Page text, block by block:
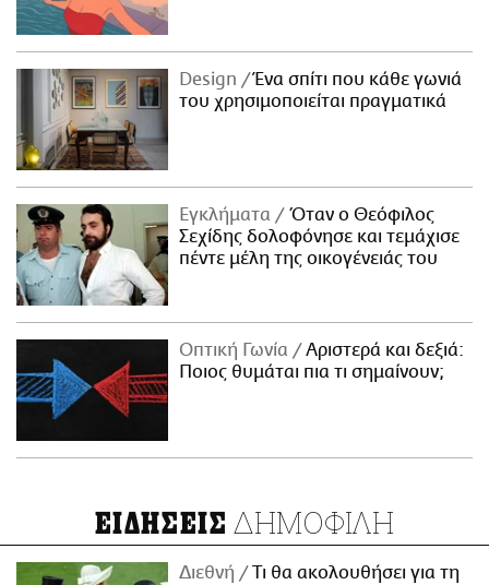
Design
Ένα σπίτι που κάθε γωνιά
του χρησιμοποιείται πραγματικά
Εγκλήματα
Όταν ο Θεόφιλος
Σεχίδης δολοφόνησε και τεμάχισε
πέντε μέλη της οικογένειάς του
Οπτική Γωνία
Αριστερά και δεξιά:
Ποιος θυμάται πια τι σημαίνουν;
ΕΙΔΗΣΕΙΣ ΔΗΜΟΦΙΛΗ
Διεθνή Τι θα ακολουθήσει για τη